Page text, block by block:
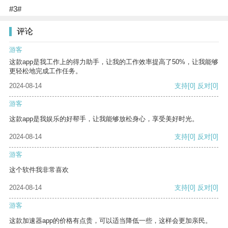
#3#
评论
游客
这款app是我工作上的得力助手，让我的工作效率提高了50%，让我能够
更轻松地完成工作任务。
2024-08-14
支持[0] 反对[0]
游客
这款app是我娱乐的好帮手，让我能够放松身心，享受美好时光。
2024-08-14 支持[0] 反对[0]
游客
这个软件我非常喜欢
2024-08-14 支持[0] 反对[0]
游客
这款加速器app的价格有点贵，可以适当降低一些，这样会更加亲民。